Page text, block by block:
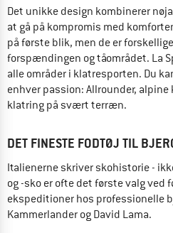
Det unikke design kombinerer
at gå på kompromis med
på første blik, men de er
forspændingen og tåområdet. La
alle områder i klatresporten. Du
enhver passion: Allrounder,
klatring på svært terræn.
DET FINESTE FODTØJ TIL
Italienerne skriver skohistorie -
og -sko er ofte det første valg ved
ekspeditioner hos professionelle
Kammerlander og David Lama.